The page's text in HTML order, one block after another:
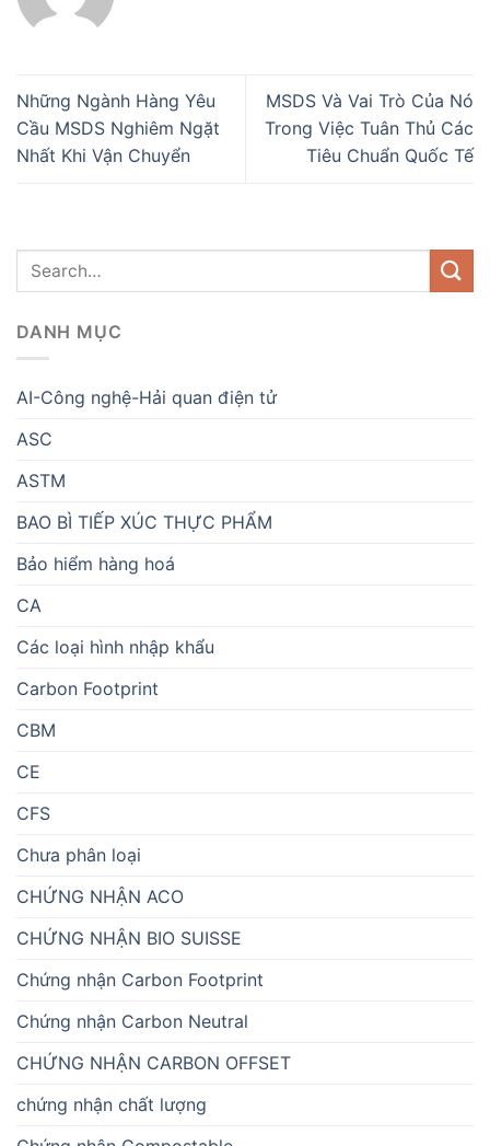
Những Ngành Hàng Yêu
Cầu MSDS Nghiêm Ngặt
Nhất Khi Vận Chuyển
MSDS Và Vai Trò Của Nó
Trong Việc Tuân Thủ Các
Tiêu Chuẩn Quốc Tế
DANH MỤC
AI-Công nghệ-Hải quan điện tử
ASC
ASTM
BAO BÌ TIẾP XÚC THỰC PHẨM
Bảo hiểm hàng hoá
CA
Các loại hình nhập khẩu
Carbon Footprint
CBM
CE
CFS
Chưa phân loại
CHỨNG NHẬN ACO
CHỨNG NHẬN BIO SUISSE
Chứng nhận Carbon Footprint
Chứng nhận Carbon Neutral
CHỨNG NHẬN CARBON OFFSET
chứng nhận chất lượng